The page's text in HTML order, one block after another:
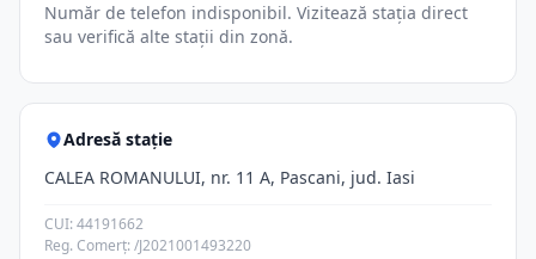
Număr de telefon indisponibil. Vizitează stația direct
sau verifică alte stații din zonă.
Adresă stație
CALEA ROMANULUI, nr. 11 A, Pascani, jud. Iasi
CUI: 44191662
Reg. Comerț: /J2021001493220